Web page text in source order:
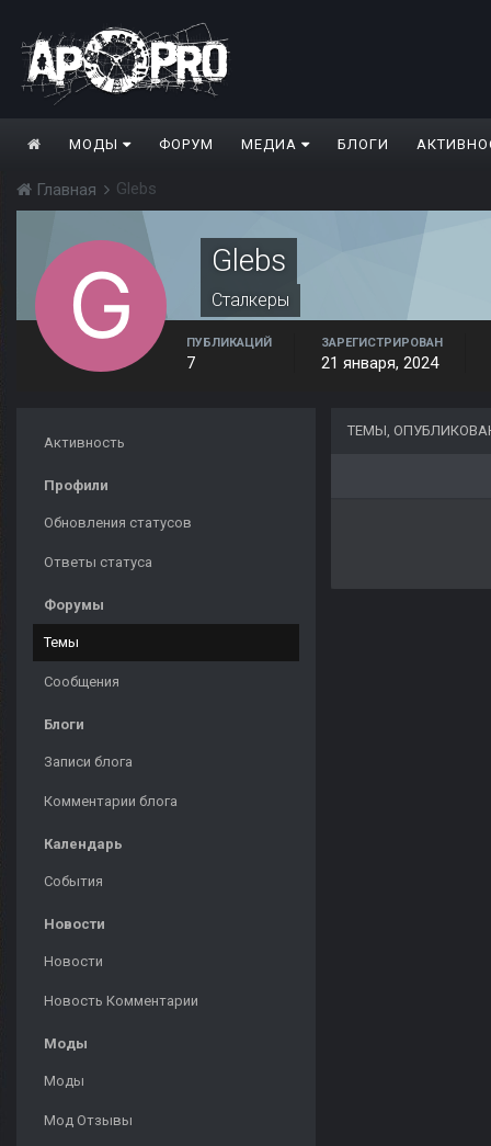
МОДЫ ФОРУМ МЕДИА БЛОГИ
Главная Glebs
Glebs
Сталкеры
ПУБЛИКАЦИЙ
7
ЗАРЕГИСТРИРОВАН
21 января, 2024
Активность
Профили
Обновления статусов
Ответы статуса
Форумы
Темы
Сообщения
Блоги
Записи блога
Комментарии блога
Календарь
События
Новости
Новости
Новость Комментарии
Моды
Моды
Мод Отзывы
ТЕМЫ,